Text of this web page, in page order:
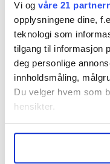
Vi og våre 21
opplysningene dine,
teknologi som
tilgang til informasjon
deg personlige
innholdsmåling,
Du velger hvem som
hensikter.
Undermer infokan
data behandles og
opp mot vårt behov
– Hvor mye billigere
kontra sivilt?
– Dette har vi
•Anita (21) må
•Hjelp, jeg har fått
Så lite tjener en